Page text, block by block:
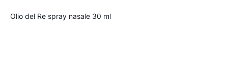
Olio del Re spray nasale 30 ml